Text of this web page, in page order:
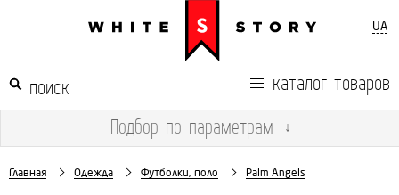
UA
каталог товаров
Подбор по параметрам ↓
Главная Одежда Футболки, поло Palm Angels